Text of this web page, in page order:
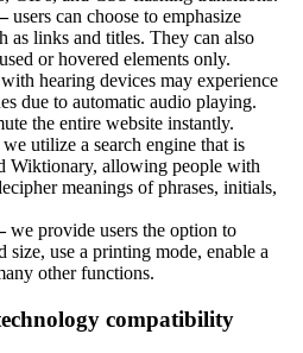
users can choose to emphasize
as links and titles. They can also
or hovered elements only.
hearing devices may experience
due to automatic audio playing.
the entire website instantly.
we utilize a search engine that is
Wiktionary, allowing people with
meanings of phrases, initials,
we provide users the option to
size, use a printing mode, enable a
other functions.
compatibility